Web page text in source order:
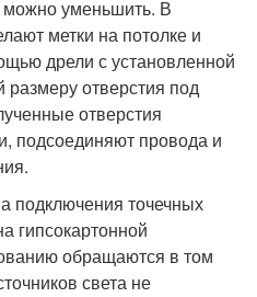
можно уменьшить. В
метки на потолке и
дрели с установленной
размеру отверстия под
отверстия
подсоединяют провода и
подключения точечных
гипсокартонной
обращаются в том
света не